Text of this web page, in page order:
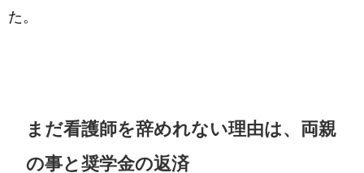
た。
まだ看護師を辞めれない理由は、両親
の事と奨学金の返済